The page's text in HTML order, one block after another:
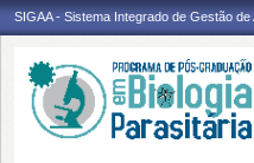
SIGAA - Sistema Integrado de Gestão de